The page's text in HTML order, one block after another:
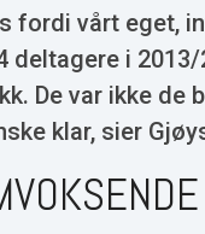
fordi vårt eget,
deltagere i
De var ikke de
klar, sier